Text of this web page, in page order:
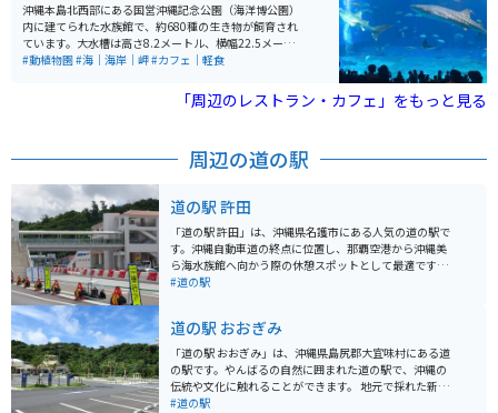
沖縄本島北西部にある国営沖縄記念公園（海洋博公園）
内に建てられた水族館で、約680種の生き物が飼育され
ています。大水槽は高さ8.2メートル、横幅22.5メート
ル、水槽と私達の間には厚さ60センチとかなり分厚いア
水深700mまでを再現し、光、水質、透明度などをでき
るだけ自然の状態に保つことで、沖縄の海の素晴らしさ
最大の魚ジンベエザメと世界初の繁殖に成功したナンヨ
に包まれた沖縄の深海を再現した「深層の海」水槽など
があります。 単なる水槽展示に留まらず、さまざまな角
度から見られる工夫が施され、解説員によるプログラム
や定期的な企画展示を通じて、何度訪れても新たな発見
ができ、海に対する興味が尽きないような水族館作りが
なされています。
#動植物園#海｜海岸｜岬#カフェ｜軽食
「周辺のレストラン・カフェ」をもっと見る
周辺の道の駅
道の駅 許田
「道の駅 許田」は、沖縄県名護市にある人気の道の駅で
す。沖縄自動車道の終点に位置し、那覇空港から沖縄美
ら海水族館へ向かう際の休憩スポットとして最適です。
地元の新鮮な野菜や果物が豊富に揃う農産物直売所は、
沖縄そばやタコライスなどのご当地グルメが味わえる飲
食店もあります。 バイクで訪れる場合、道の駅には広い
駐車場が完備されているので安心です。ツーリングの休
憩場所としてはもちろん、沖縄本島北部を巡る際の拠点
としても便利です。 周辺には、パイナップルパークやナ
#道の駅
道の駅 おおぎみ
「道の駅 おおぎみ」は、沖縄県島尻郡大宜味村にある道
の駅です。やんばるの自然に囲まれた道の駅で、沖縄の
伝統や文化に触れることができます。 地元で採れた新鮮
な野菜や果物が販売されているほか、沖縄そばなどの軽
#道の駅